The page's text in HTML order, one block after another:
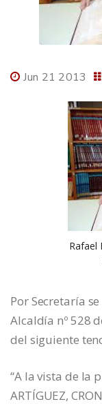
Jun 21 2013
Rafael
Por Secretaría
Alcaldía nº 528
del siguiente
“A la vista de la
ARTÍGUEZ,